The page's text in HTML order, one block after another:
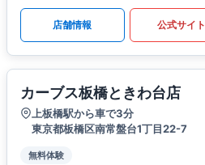
店舗情報 公式サイト
カーブス板橋ときわ台店
上板橋駅から車で3分
東京都板橋区南常盤台1丁目22-7
無料体験